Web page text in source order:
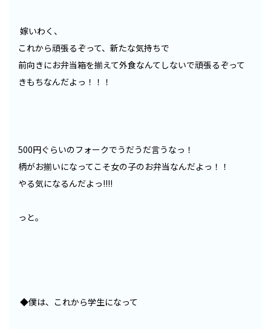
嫁いわく、
これから頑張るぞって、新たな気持ちで
前向きにお弁当箱を揃えて外食なんてしないで頑張るぞって
きもちなんだよっ！！！
500円ぐらいのフォークでうだうだ言うなっ！
柄がお揃いになってこそ女の子のお弁当なんだよっ！！
やる気になるんだよっ!!!!
っと。
◆僕は、これから学生になって